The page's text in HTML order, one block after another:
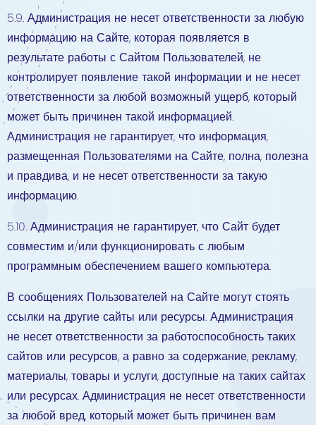
5.9. Администрация не несет ответственности за любую
информацию на Сайте, которая появляется в
результате работы с Сайтом Пользователей, не
контролирует появление такой информации и не несет
ответственности за любой возможный ущерб, который
может быть причинен такой информацией.
Администрация не гарантирует, что информация,
размещенная Пользователями на Сайте, полна, полезна
и правдива, и не несет ответственности за такую
информацию.
5.10. Администрация не гарантирует, что Сайт будет
совместим и/или функционировать с любым
программным обеспечением вашего компьютера.
В сообщениях Пользователей на Сайте могут стоять
ссылки на другие сайты или ресурсы. Администрация
не несет ответственности за работоспособность таких
сайтов или ресурсов, а равно за содержание, рекламу,
материалы, товары и услуги, доступные на таких сайтах
или ресурсах. Администрация не несет ответственности
за любой вред, который может быть причинен вам